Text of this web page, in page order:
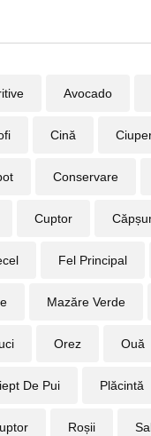
Avocado
Cină
Conservare
Cuptor
Fel Principal
Mazăre Verde
Orez Ouă
De Pui Plăcintă
Roșii